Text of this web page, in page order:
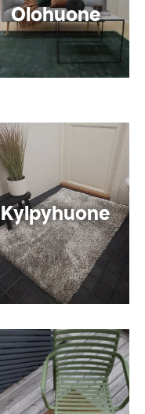
Olohuone
Kylpyhuone